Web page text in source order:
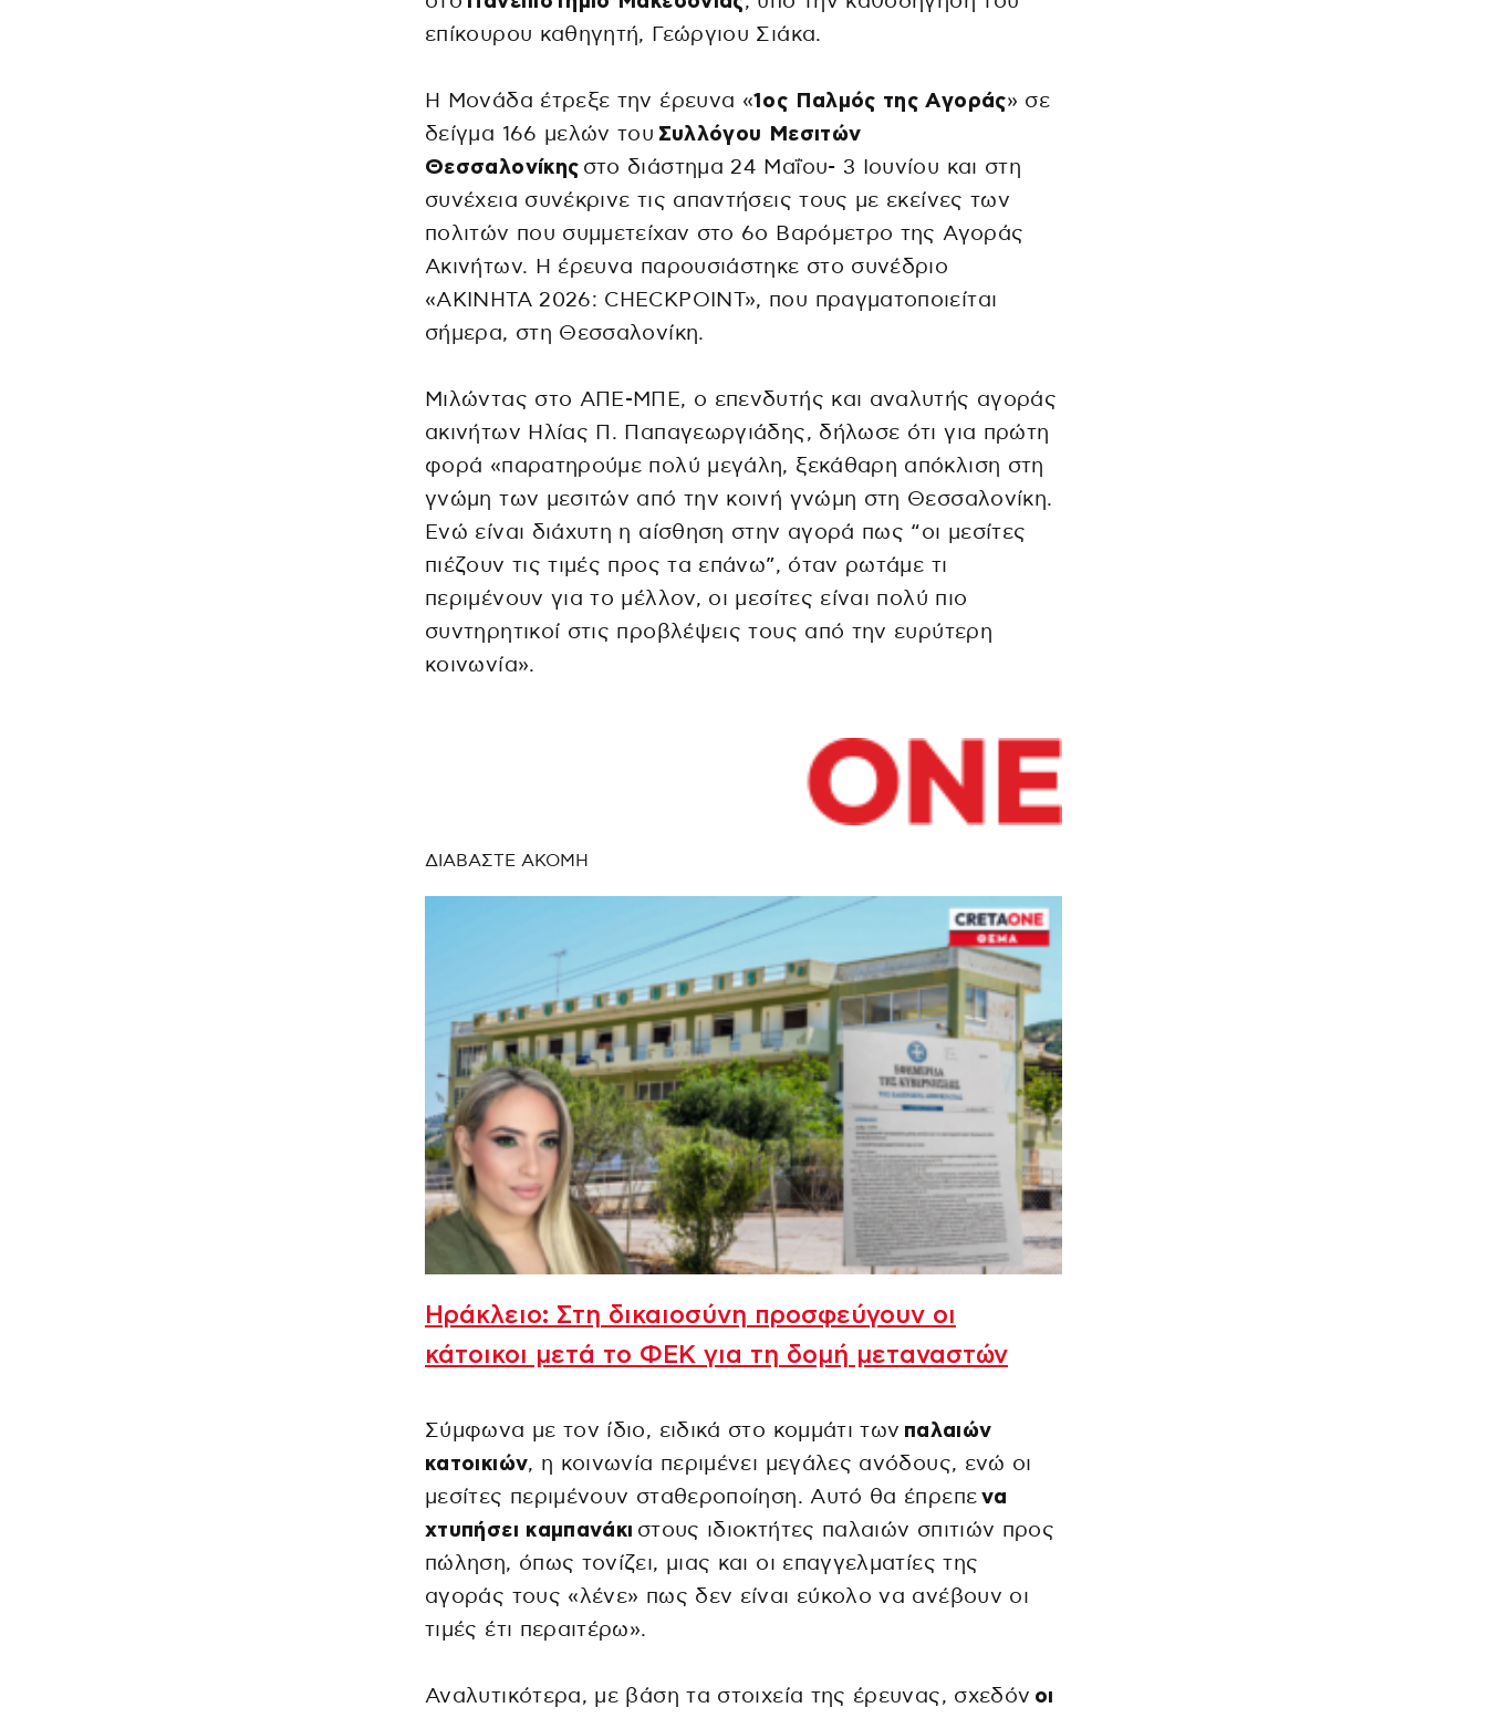
επίκουρου καθηγητή, Γεώργιου Σιάκα.
Η Μονάδα έτρεξε την έρευνα «1ος Παλμός της Αγοράς» σε
δείγμα 166 μελών του Συλλόγου Μεσιτών
Θεσσαλονίκης στο διάστημα 24 Μαΐου- 3 Ιουνίου και στη
συνέχεια συνέκρινε τις απαντήσεις τους με εκείνες των
πολιτών που συμμετείχαν στο 6ο Βαρόμετρο της Αγοράς
Ακινήτων. Η έρευνα παρουσιάστηκε στο συνέδριο
«ΑΚΙΝΗΤΑ 2026: CHECKPOINT», που πραγματοποιείται
σήμερα, στη Θεσσαλονίκη.
Μιλώντας στο ΑΠΕ-ΜΠΕ, ο επενδυτής και αναλυτής αγοράς
ακινήτων Ηλίας Π. Παπαγεωργιάδης, δήλωσε ότι για πρώτη
φορά «παρατηρούμε πολύ μεγάλη, ξεκάθαρη απόκλιση στη
γνώμη των μεσιτών από την κοινή γνώμη στη Θεσσαλονίκη.
Ενώ είναι διάχυτη η αίσθηση στην αγορά πως “οι μεσίτες
πιέζουν τις τιμές προς τα επάνω”, όταν ρωτάμε τι
περιμένουν για το μέλλον, οι μεσίτες είναι πολύ πιο
συντηρητικοί στις προβλέψεις τους από την ευρύτερη
κοινωνία».
ΔΙΑΒΑΣΤΕ ΑΚΟΜΗ
Ηράκλειο: Στη δικαιοσύνη προσφεύγουν οι
κάτοικοι μετά το ΦΕΚ για τη δομή μεταναστών
Σύμφωνα με τον ίδιο, ειδικά στο κομμάτι των παλαιών
κατοικιών, η κοινωνία περιμένει μεγάλες ανόδους, ενώ οι
μεσίτες περιμένουν σταθεροποίηση. Αυτό θα έπρεπε να
χτυπήσει καμπανάκι στους ιδιοκτήτες παλαιών σπιτιών προς
πώληση, όπως τονίζει, μιας και οι επαγγελματίες της
αγοράς τους «λένε» πως δεν είναι εύκολο να ανέβουν οι
τιμές έτι περαιτέρω».
Αναλυτικότερα, με βάση τα στοιχεία της έρευνας, σχεδόν οι